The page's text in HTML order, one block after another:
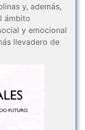
y, además,
ámbito
y emocional
llevadero de